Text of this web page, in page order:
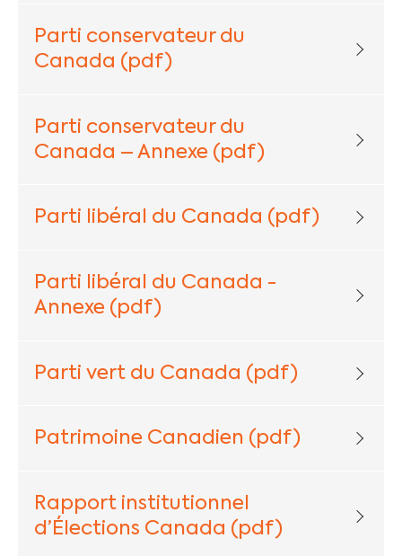
Parti conservateur du
Canada (pdf)
Parti conservateur du
Canada – Annexe (pdf)
Parti libéral du Canada (pdf)
Parti libéral du Canada -
Annexe (pdf)
Parti vert du Canada (pdf)
Patrimoine Canadien (pdf)
Rapport institutionnel
d’Élections Canada (pdf)